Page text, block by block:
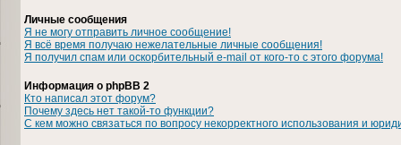
Личные сообщения
Я не могу отправить личное сообщение!
Я всё время получаю нежелательные личные сообщения!
Я получил спам или оскорбительный e-mail от кого-то с этого форума!
Информация о phpBB 2
Кто написал этот форум?
Почему здесь нет такой-то функции?
С кем можно связаться по вопросу некорректного использования и